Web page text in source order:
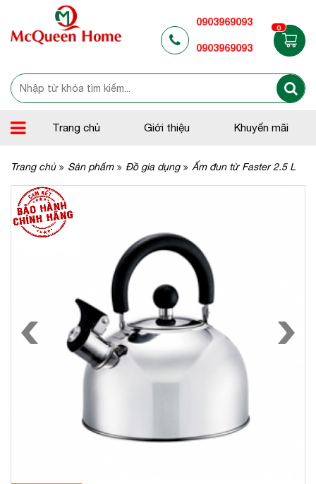
0903969093
0903969093
0
Trang chủ Giới thiệu Khuyến mãi
Trang chủ Sản phẩm Đồ gia dụng Ấm đun từ Faster 2.5 L